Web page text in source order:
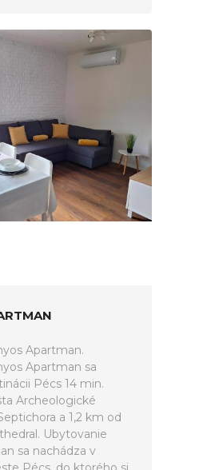
Apartman.
Apartman sa
Pécs 14 min.
Archeologické
a 1,2 km od
Ubytovanie
sa nachádza v